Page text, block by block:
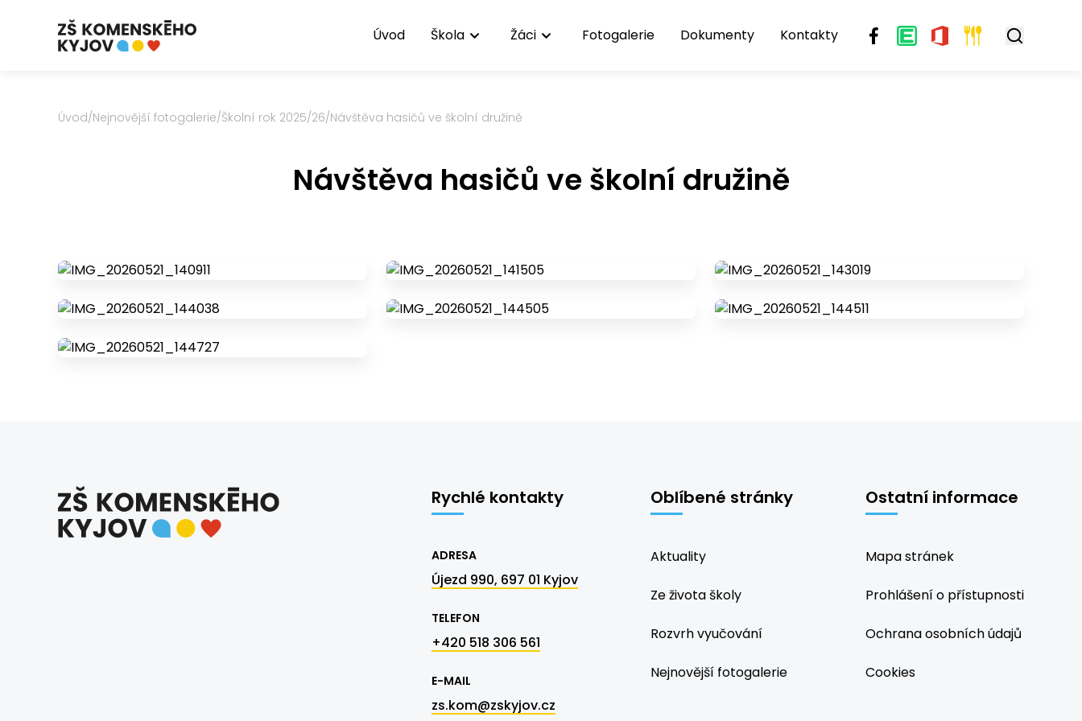
Úvod Škola Žáci Fotogalerie Dokumenty Kontakty
Úvod/Nejnovější fotogalerie/Školní rok 2025/26/Návštěva hasičů ve školní družině
Návštěva hasičů ve školní družině
Rychlé kontakty
ADRESA
Újezd 990, 697 01 Kyjov
TELEFON
+420 518 306 561
E-MAIL
zs.kom@zskyjov.cz
Oblíbené stránky
Aktuality
Ze života školy
Rozvrh vyučování
Nejnovější fotogalerie
Ostatní informace
Mapa stránek
Prohlášení o přístupnosti
Ochrana osobních údajů
Cookies